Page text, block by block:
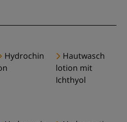
Hydrochin
Hautwasch
lotion mit
Ichthyol